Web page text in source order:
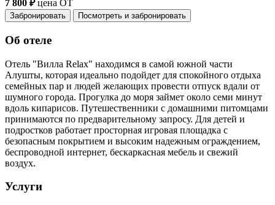
7 800 ₽цена ОТ
Забронировать Посмотреть и забронировать
Об отеле
Отель "Вилла Relax" находимся в самой южной части
Алушты, которая идеально подойдет для спокойного отдыха
семейных пар и людей желающих провести отпуск вдали от
шумного города. Прогулка до моря займет около семи минут
вдоль кипарисов. Путешественники с домашними питомцами
принимаются по предварительному запросу. Для детей и
подростков работает просторная игровая площадка с
безопасным покрытием и высоким надежным ограждением,
беспроводной интернет, бескаркасная мебель и свежий
воздух.
Услуги